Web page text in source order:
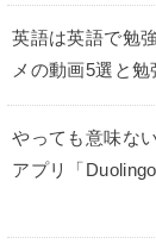
英語は英語で勉
メの動画5選と
やっても意味な
アプリ「